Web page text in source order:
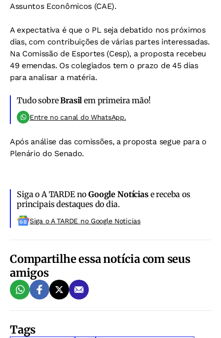
Assuntos Econômicos (CAE).
A expectativa é que o PL seja debatido nos próximos
dias, com contribuições de várias partes interessadas.
Na Comissão de Esportes (Cesp), a proposta recebeu
49 emendas. Os colegiados tem o prazo de 45 dias
para analisar a matéria.
Tudo sobreBrasil em primeira mão!
Entre no canal do WhatsApp.
Após análise das comissões, a proposta segue para o
Plenário do Senado.
Siga o A TARDE noGoogle Notíciase receba os
principais destaques do dia.
Siga o A TARDE no Google Noticias
Compartilhe essa notícia com seus
amigos
Tags